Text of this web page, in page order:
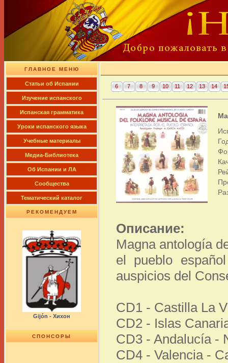
ГЛАВНОЕ МЕНЮ
Cтатьи об Испании
Изучение испанского
Испанская грамматика
Уроки испанского языка
Учебные материалы
Медиа-Библиотека
Об Испании и ЛА
Сообщества
Тематический каталог
РЕКОМЕНДУЕМ
Gijón - Хихон
СПОНСОРЫ
6 7 8 9 10 11 12 13 14
Описание:
Magna antología
el pueblo
auspicios del
CD1 - Castilla La
CD2 - Islas
CD3 - Andalucía -
CD4 - Valencia -